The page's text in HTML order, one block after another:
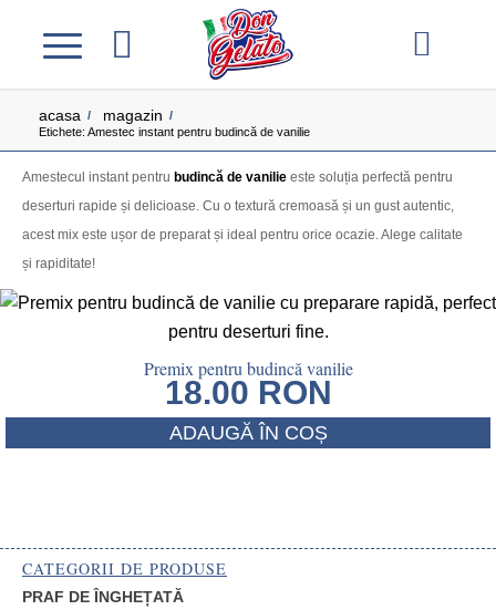
acasa / magazin /
Etichete: Amestec instant pentru budincă de vanilie
Amestecul instant pentru budincă de vanilie este soluția perfectă pentru
deserturi rapide și delicioase. Cu o textură cremoasă și un gust autentic,
acest mix este ușor de preparat și ideal pentru orice ocazie. Alege calitate
și rapiditate!
Premix pentru budincă vanilie
18.00 RON
ADAUGĂ ÎN COȘ
CATEGORII DE PRODUSE
PRAF DE ÎNGHEȚATĂ